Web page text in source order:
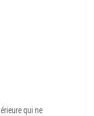
qui ne